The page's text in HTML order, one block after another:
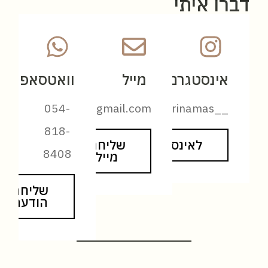
אינסטגרם
לאינסטגרם
מייל
שליחת
מייל
וואטסאפ
054-
818-
8408
שליחת
הודעה